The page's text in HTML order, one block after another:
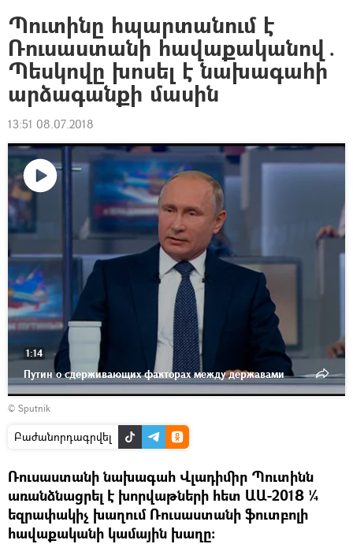
Պուտինը հպարտանում է
Ռուսաստանի հավաքականով․
Պեսկովը խոսել է նախագահի
արձագանքի մասին
13:51 08.07.2018
Путин о сдерживающих факторах между державами
1:14
© Sputnik
Բաժանորդագրվել
Ռուսաստանի նախագահ Վլադիմիր Պուտինն
առանձնացրել է խորվաթների հետ ԱԱ-2018 ¼
եզրափակիչ խաղում Ռուսաստանի ֆուտբոլի
հավաքականի կամային խաղը։